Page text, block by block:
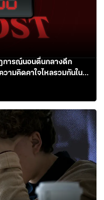
การณ์นอนตื่นกลางดึก
ามคิดคาใจไหลรวมกันใน